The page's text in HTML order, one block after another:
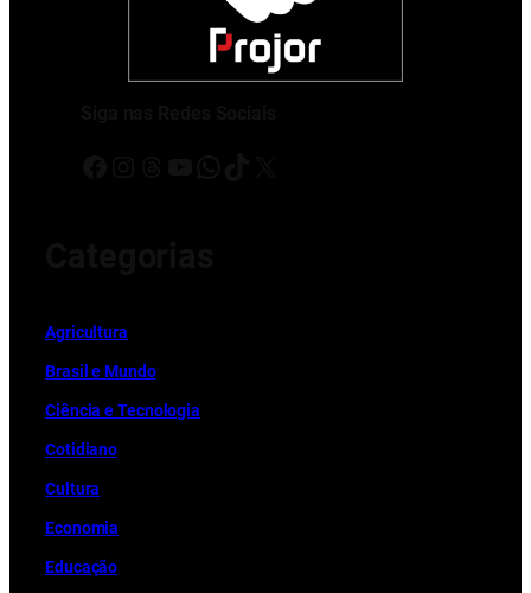
Agricultura
Brasil e Mundo
Ciência e Tecnologia
Cotidiano
Cultura
Economia
Educação